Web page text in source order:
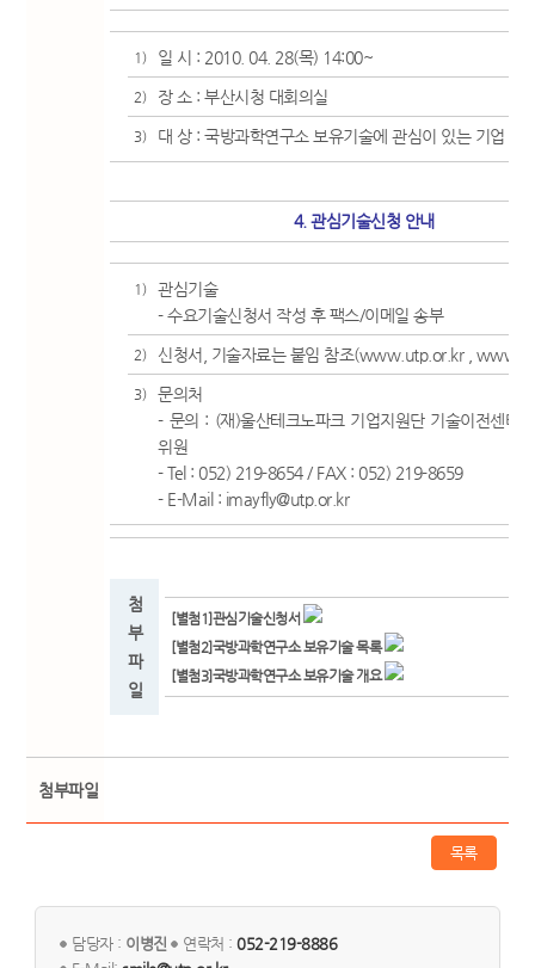
1) 일 시 : 2010. 04. 28(목) 14:00~
2) 장 소 : 부산시청 대회의실
3) 대 상 : 국방과학연구소 보유기술에 관심이 있는 기업
4. 관심기술신청 안내
1)
관심기술
- 수요기술신청서 작성 후 팩스/이메일 송부
2) 신청서, 기술자료는 붙임 참조(www.utp.or.kr,
3)
문의처
- 문의 : (재)울산테크노파크 기업지원단 기술이전센터
위원
- Tel : 052) 219-8654 / FAX : 052) 219-8659
- E-Mail : imayfly@utp.or.kr
첨
부
파
일
[별첨1]관심기술신청서
[별첨2]국방과학연구소 보유기술 목록
[별첨3]국방과학연구소 보유기술 개요
첨부파일
목록
담당자 : 이병진 연락처 :052-219-8886